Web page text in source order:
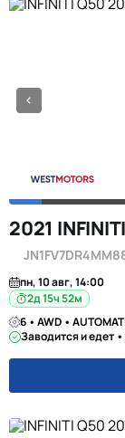
2021
пн, 10 авг, 14:00
2д 15ч 52м
6 • AWD •
Заводится и едет •